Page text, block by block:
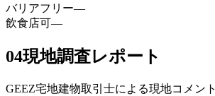
バリアフリー—
飲食店可—
04現地調査レポート
GEEZ宅地建物取引士による現地コメント